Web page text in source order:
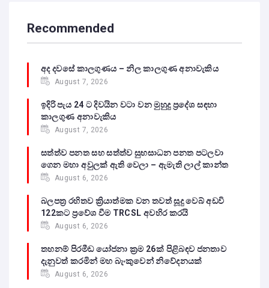
Recommended
අද දවසේ කාලගුණය – නිල කාලගුණ අනාවැකිය
August 7, 2026
ඉදිරි පැය 24 ට දිවයින වටා වන මුහුදු ප්‍රදේශ සඳහා
කාලගුණ අනාවැකිය
August 7, 2026
සත්ත්ව පනත සහ සත්ත්ව සුභසාධන පනත පටලවා
ගෙන මහා අවුලක් ඇති වෙලා – ඇමැති ලාල් කාන්ත
August 6, 2026
බලපත්‍ර රහිතව ක්‍රියාත්මක වන තවත් සූදු වෙබ් අඩවි
122කට ප්‍රවේශ වීම TRCSL අවහිර කරයි
August 6, 2026
තහනම් පිරමීඩ යෝජනා ක්‍රම 26ක් පිළිබඳව ජනතාව
දැනුවත් කරමින් මහ බැංකුවෙන් නිවේදනයක්
August 6, 2026